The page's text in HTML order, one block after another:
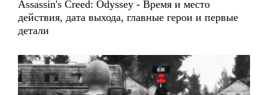
Assassin's Creed: Odyssey - Время и место
действия, дата выхода, главные герои и первые
детали